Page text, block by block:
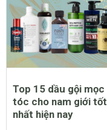
Top 15 dầu gội mọc
tóc cho nam giới tốt
nhất hiện nay